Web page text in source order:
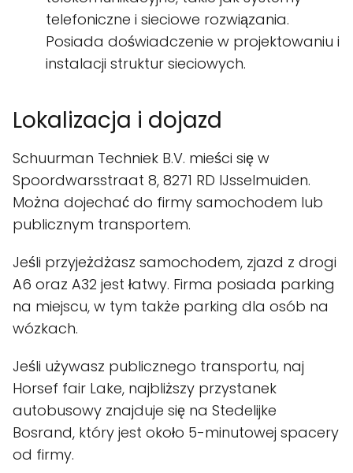
telefoniczne i sieciowe rozwiązania.
Posiada doświadczenie w projektowaniu i
instalacji struktur sieciowych.
Lokalizacja i dojazd
Schuurman Techniek B.V. mieści się w
Spoordwarsstraat 8, 8271 RD IJsselmuiden.
Można dojechać do firmy samochodem lub
publicznym transportem.
Jeśli przyjeżdżasz samochodem, zjazd z drogi
A6 oraz A32 jest łatwy. Firma posiada parking
na miejscu, w tym także parking dla osób na
wózkach.
Jeśli używasz publicznego transportu, naj
Horsef fair Lake, najbliższy przystanek
autobusowy znajduje się na Stedelijke
Bosrand, który jest około 5-minutowej spacery
od firmy.